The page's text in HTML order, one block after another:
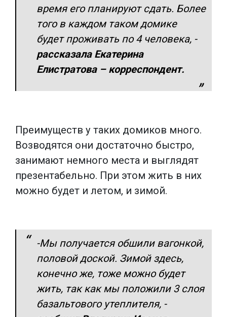
время его планируют сдать. Более
того в каждом таком домике
будет проживать по 4 человека, -
рассказала Екатерина
Елистратова – корреспондент.
Преимуществ у таких домиков много.
Возводятся они достаточно быстро,
занимают немного места и выглядят
презентабельно. При этом жить в них
можно будет и летом, и зимой.
-Мы получается обшили вагонкой,
половой доской. Зимой здесь,
конечно же, тоже можно будет
жить, так как мы положили 3 слоя
базальтового утеплителя, -